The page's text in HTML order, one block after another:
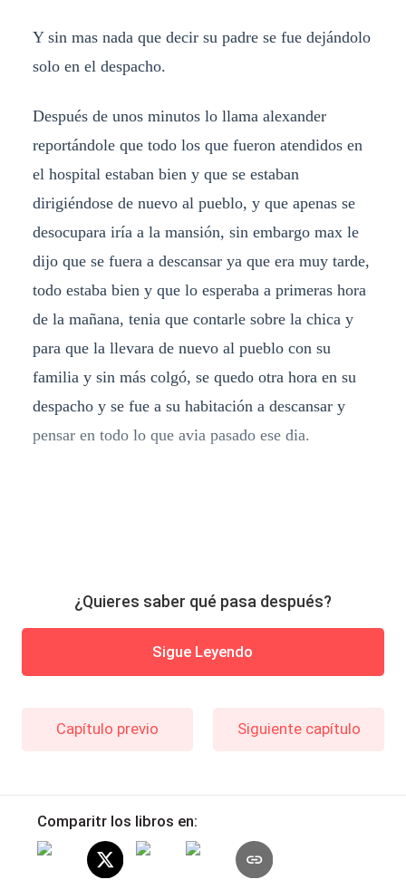
Y sin mas nada que decir su padre se fue dejándolo
solo en el despacho.
Después de unos minutos lo llama alexander
reportándole que todo los que fueron atendidos en
el hospital estaban bien y que se estaban
dirigiéndose de nuevo al pueblo, y que apenas se
desocupara iría a la mansión, sin embargo max le
dijo que se fuera a descansar ya que era muy tarde,
todo estaba bien y que lo esperaba a primeras hora
de la mañana, tenia que contarle sobre la chica y
para que la llevara de nuevo al pueblo con su
familia y sin más colgó, se quedo otra hora en su
despacho y se fue a su habitación a descansar y
pensar en todo lo que avia pasado ese dia.
¿Quieres saber qué pasa después?
Sigue Leyendo
Capítulo previo Siguiente capítulo
Comparitr los libros en: